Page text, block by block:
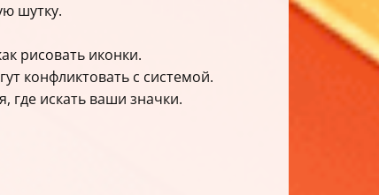
шутку.
рисовать иконки.
конфликтовать с системой.
где искать ваши значки.